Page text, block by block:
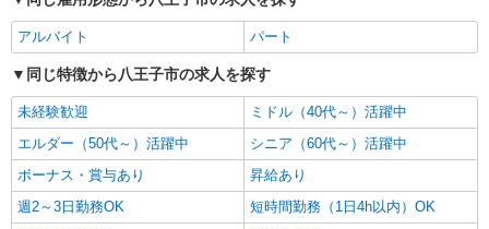
ヤオコー 八王子中野上町店（仮称）
スーパーマーケットの日配スタッフ（オープニ
■パートナーさん 時給1,320円〜1,570円 ★9時
迄＋100円、17時以降＋150円 ★土・日・祝日＋
100円 ★賞与年2回あり
東京都八王子市中野上町4丁目3654（仮）
アルバイト パート
同じ特徴から八王子市の求人を探す
未経験歓迎
ミドル（40代～）活躍中
エルダー（50代～）活躍中
シニア（60代～）活躍中
ボーナス・賞与あり
昇給あり
週2～3日勤務OK
短時間勤務（1日4h以内）OK